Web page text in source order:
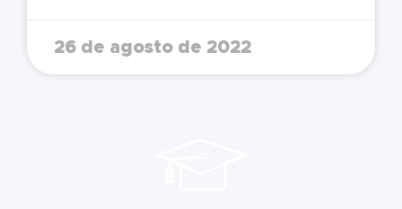
26 de agosto de 2022